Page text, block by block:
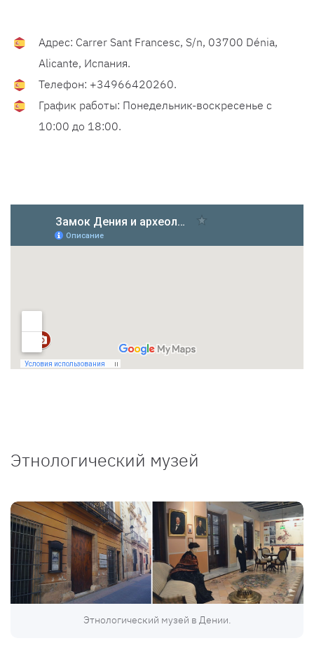
Адрес: Carrer Sant Francesc, S/n, 03700 Dénia,
Alicante, Испания.
Телефон: +34966420260.
График работы: Понедельник-воскресенье с
10:00 до 18:00.
Этнологический музей
Этнологический музей в Дении.